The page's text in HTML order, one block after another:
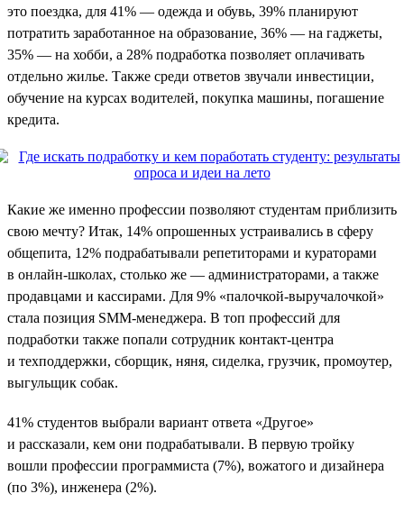
это поездка, для 41% — одежда и обувь, 39% планируют
потратить заработанное на образование, 36% — на гаджеты,
35% — на хобби, а 28% подработка позволяет оплачивать
отдельно жилье. Также среди ответов звучали инвестиции,
обучение на курсах водителей, покупка машины, погашение
кредита.
Какие же именно профессии позволяют студентам приблизить
свою мечту? Итак, 14% опрошенных устраивались в сферу
общепита, 12% подрабатывали репетиторами и кураторами
в онлайн-школах, столько же — администраторами, а также
продавцами и кассирами. Для 9% «палочкой-выручалочкой»
стала позиция SMM-менеджера. В топ профессий для
подработки также попали сотрудник контакт-центра
и техподдержки, сборщик, няня, сиделка, грузчик, промоутер,
выгульщик собак.
41% студентов выбрали вариант ответа «Другое»
и рассказали, кем они подрабатывали. В первую тройку
вошли профессии программиста (7%), вожатого и дизайнера
(по 3%), инженера (2%).